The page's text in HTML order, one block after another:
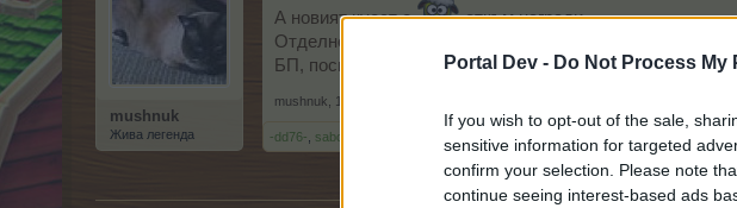
Portal Dev - Do Not Process
If you wish to opt-out of the sale,
sensitive information for targeted
confirm your selection. Please note
continue seeing interest-based ads
mushnuk
Жива легенда
А новият куест е
откъм награди.
Отделно си имам достатъчно недовършени
БП, поспрете се.
mushnuk 1.2.18
-dd76- sabchooo 2 други харесват това.